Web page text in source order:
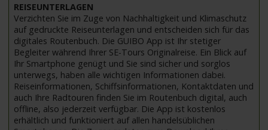
REISEUNTERLAGEN
Verzichten Sie im Zuge von Nachhaltigkeit und Klimaschutz
auf gedruckte Reiseunterlagen und entscheiden sich für das
digitales Routenbuch. Die GUIBO App ist Ihr stetiger
Begleiter während Ihrer SE-Tours Originalreise. Ein Blick auf
Ihr Smartphone genügt und Sie sind sicher und sorglos
unterwegs, haben alle wichtigen Informationen dabei.
Reiseinformationen, Schiffsinformationen, Kontaktdaten und
auch Ihre Radtouren finden Sie im Routenbuch digital, auch
offline, also jederzeit verfügbar. Die App ist kostenlos
erhältlich und funktioniert auf allen handelsüblichen